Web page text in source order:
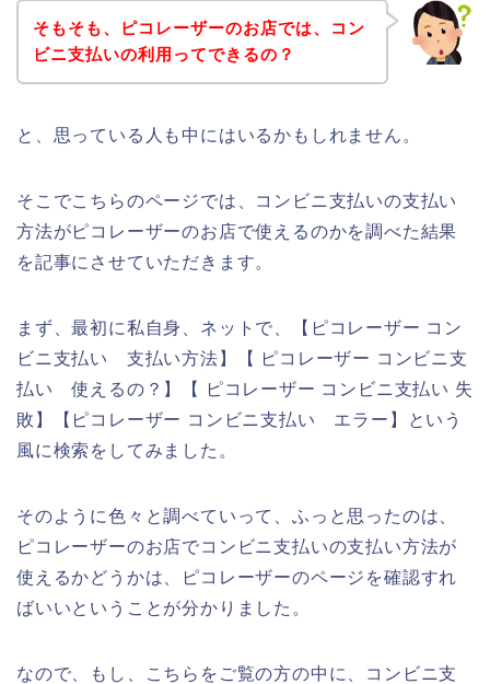
そもそも、ピコレーザーのお店では、コン
ビニ支払いの利用ってできるの？
と、思っている人も中にはいるかもしれません。
そこでこちらのページでは、コンビニ支払いの支払い
方法がピコレーザーのお店で使えるのかを調べた結果
を記事にさせていただきます。
まず、最初に私自身、ネットで、【ピコレーザー コン
ビニ支払い 支払い方法】【 ピコレーザー コンビニ支
払い 使えるの？】【 ピコレーザー コンビニ支払い 失
敗】【ピコレーザー コンビニ支払い エラー】という
風に検索をしてみました。
そのように色々と調べていって、ふっと思ったのは、
ピコレーザーのお店でコンビニ支払いの支払い方法が
使えるかどうかは、ピコレーザーのページを確認すれ
ばいいということが分かりました。
なので、もし、こちらをご覧の方の中に、コンビニ支